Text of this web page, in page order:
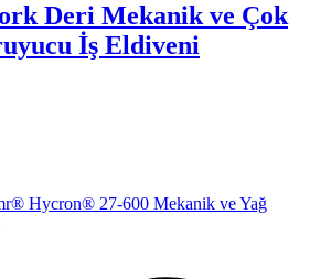
Deri Mekanik ve Çok
İş Eldiveni